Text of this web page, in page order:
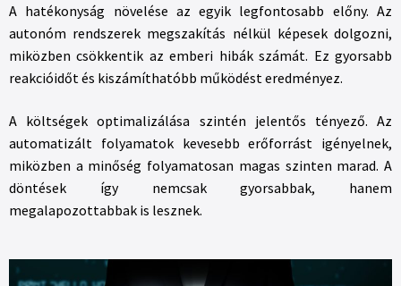
A hatékonyság növelése az egyik legfontosabb előny. Az
autonóm rendszerek megszakítás nélkül képesek dolgozni,
miközben csökkentik az emberi hibák számát. Ez gyorsabb
reakcióidőt és kiszámíthatóbb működést eredményez.
A költségek optimalizálása szintén jelentős tényező. Az
automatizált folyamatok kevesebb erőforrást igényelnek,
miközben a minőség folyamatosan magas szinten marad. A
döntések így nemcsak gyorsabbak, hanem
megalapozottabbak is lesznek.